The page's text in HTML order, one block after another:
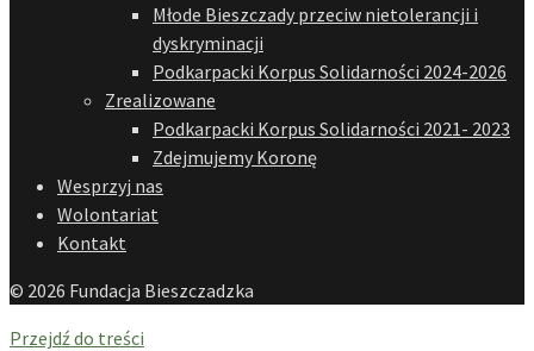
Młode Bieszczady przeciw nietolerancji i
dyskryminacji
Podkarpacki Korpus Solidarności 2024-2026
Zrealizowane
Podkarpacki Korpus Solidarności 2021- 2023
Zdejmujemy Koronę
Wesprzyj nas
Wolontariat
Kontakt
© 2026 Fundacja Bieszczadzka
Przejdź do treści